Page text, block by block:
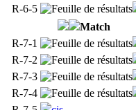
R-6-5
Match
R-7-1
R-7-2
R-7-3
R-7-4